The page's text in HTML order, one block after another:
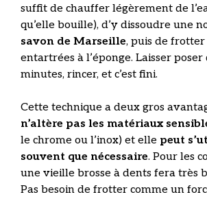
suffit de chauffer légèrement de
qu’elle bouille), d’y dissoudre une
savon de Marseille, puis de
entartrées à l’éponge. Laisser poser
minutes, rincer, et c’est fini.
Cette technique a deux gros
n’altère pas les matériaux
le chrome ou l’inox) et elle peut
souvent que nécessaire. Pour les
une vieille brosse à dents fera très
Pas besoin de frotter comme un